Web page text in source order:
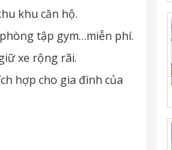
khu căn hộ.
tập gym…miễn phí.
xe rộng rãi.
hợp cho gia đình của